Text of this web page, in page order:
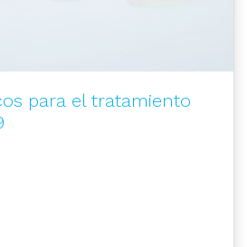
para el tratamiento